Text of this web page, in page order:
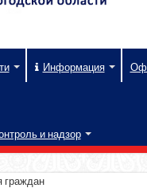
Информация
и надзор
граждан